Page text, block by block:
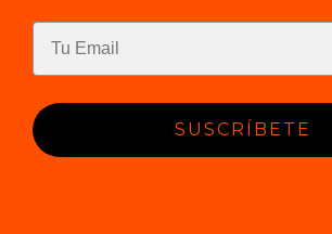
SUSCRÍBETE